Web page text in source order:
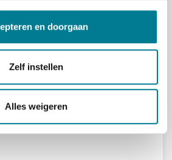
en doorgaan
Zelf instellen
Alles weigeren
En Ontwikkelen
spreken overal